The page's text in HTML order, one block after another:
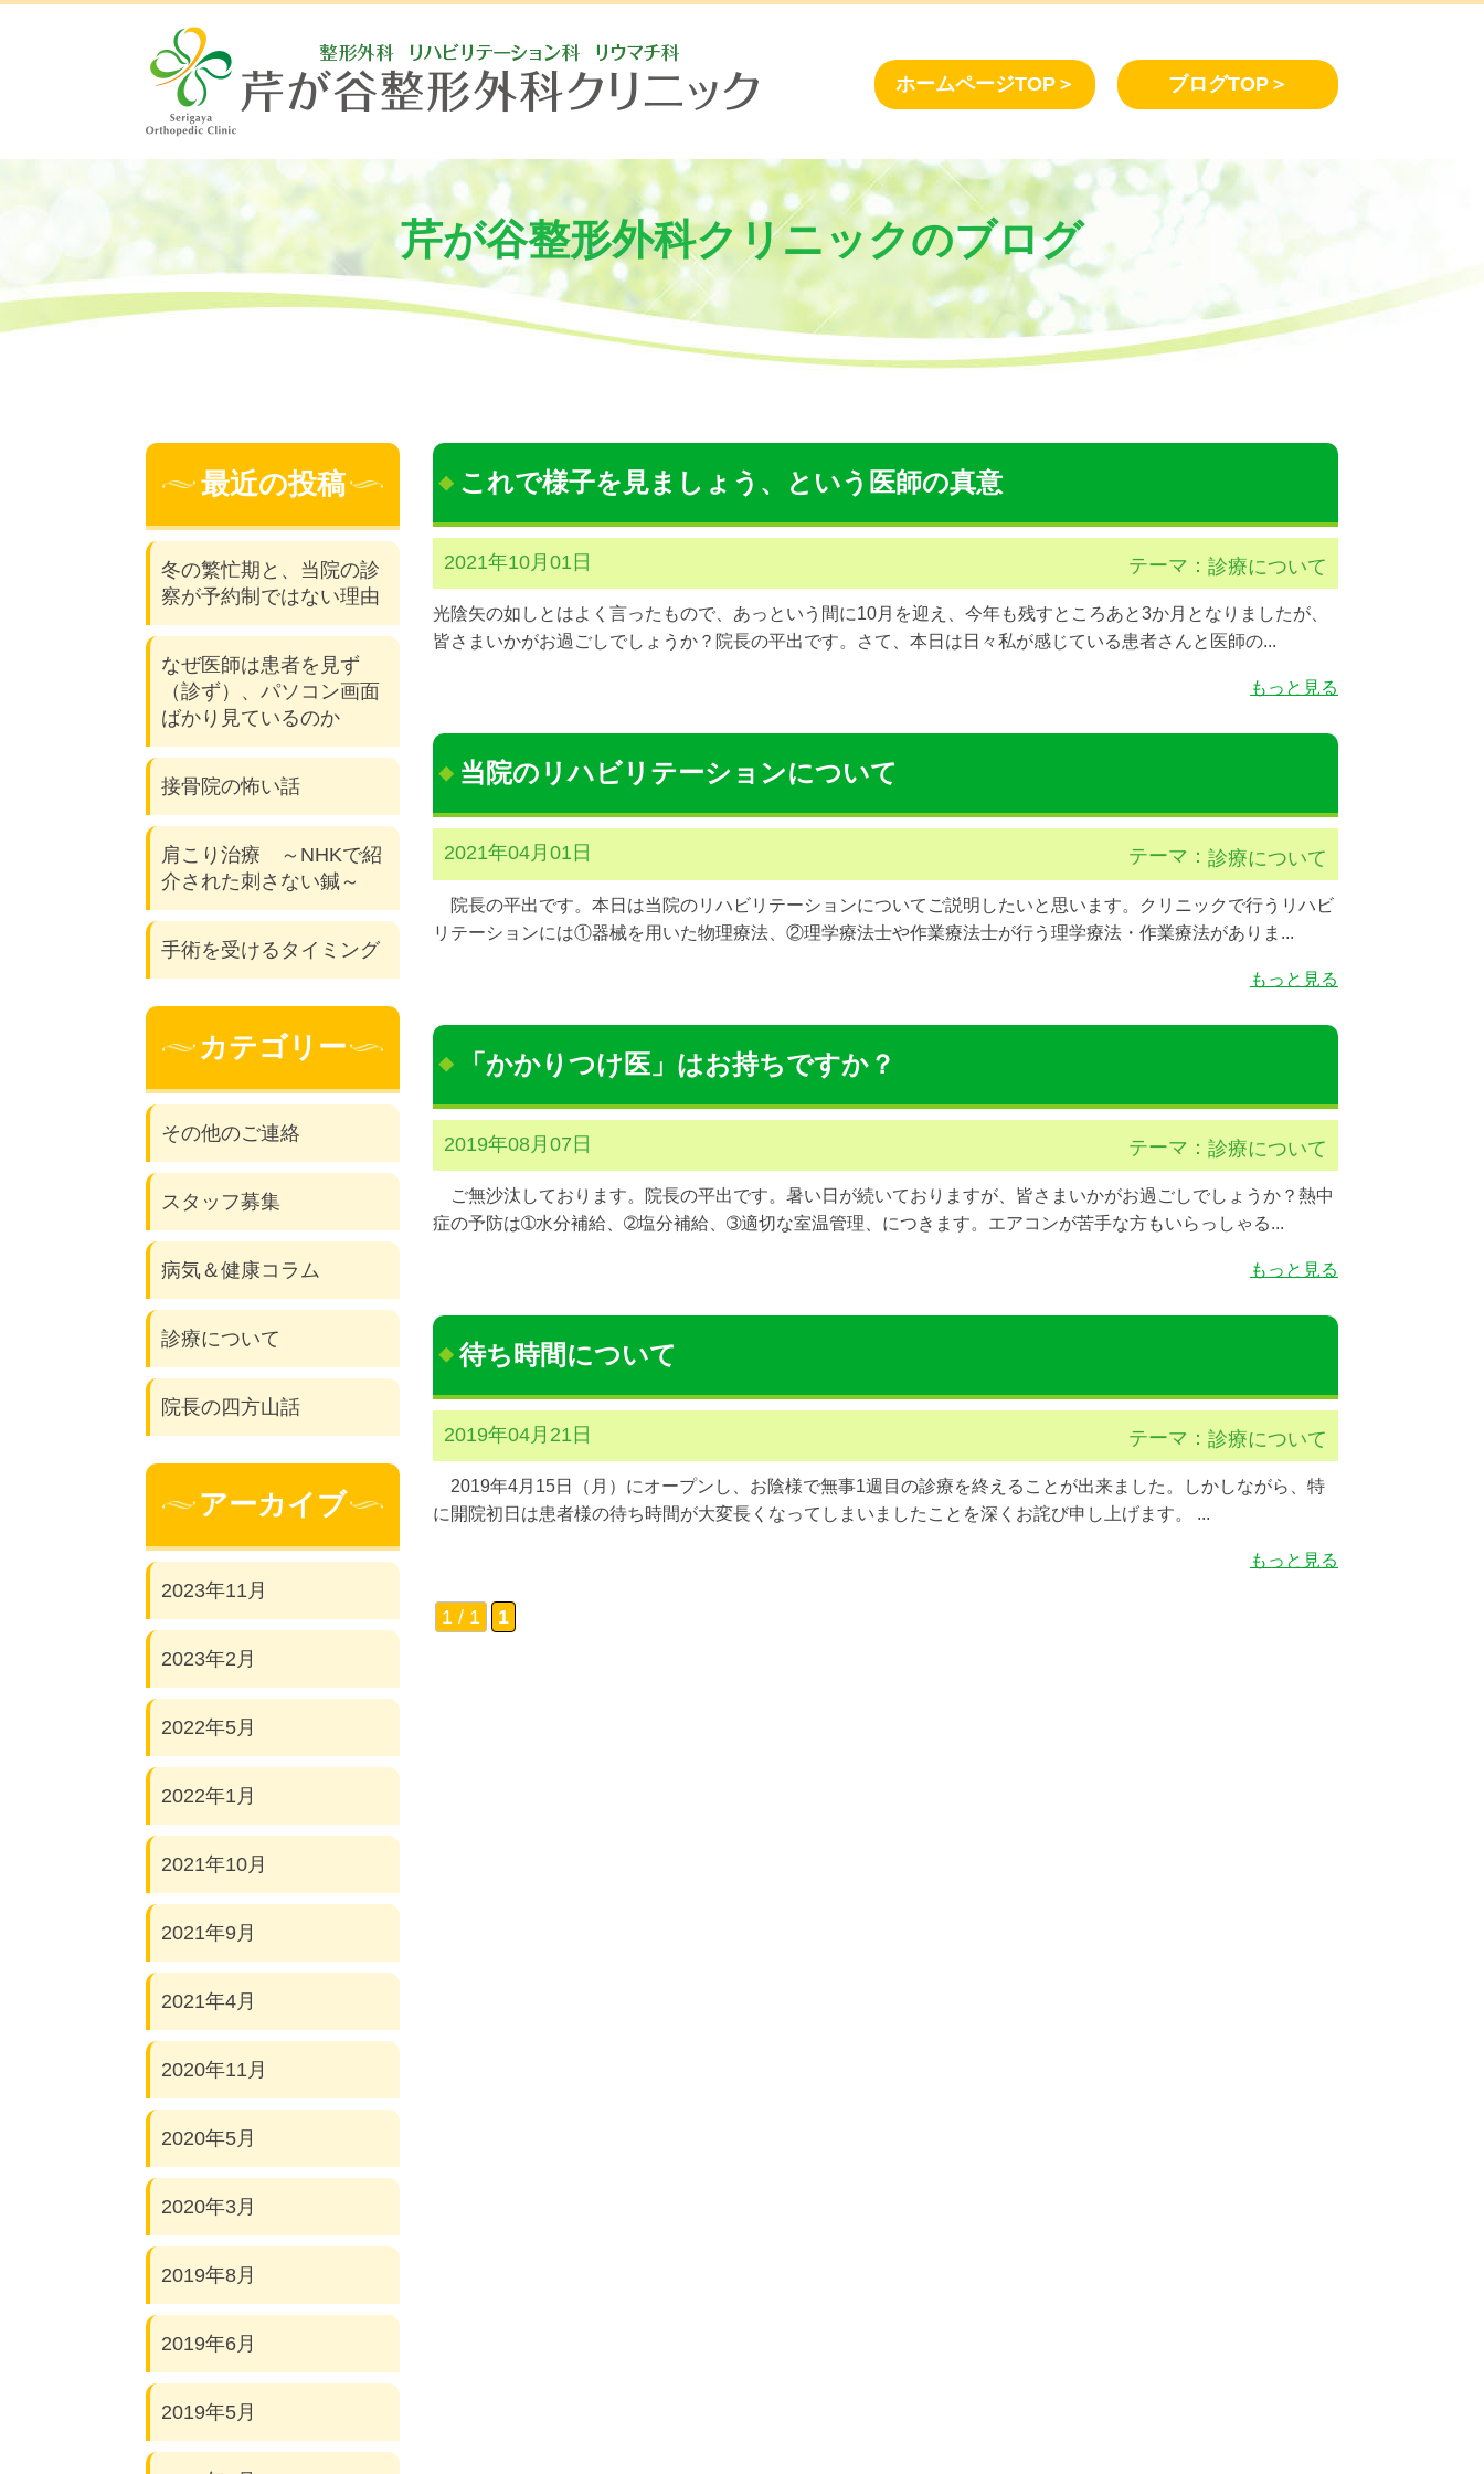
ホームページTOP＞ ブログTOP＞
芹が谷整形外科クリニックのブログ
最近の投稿
冬の繁忙期と、当院の診
察が予約制ではない理由
なぜ医師は患者を見ず
（診ず）、パソコン画面
ばかり見ているのか
接骨院の怖い話
肩こり治療 ～NHKで紹
介された刺さない鍼～
手術を受けるタイミング
カテゴリー
その他のご連絡
スタッフ募集
病気＆健康コラム
診療について
院長の四方山話
アーカイブ
2023年11月
2023年2月
2022年5月
2022年1月
2021年10月
2021年9月
2021年4月
2020年11月
2020年5月
2020年3月
2019年8月
2019年6月
2019年5月
これで様子を見ましょう、という医師の真意
2021年10月01日 テーマ： 診療について
光陰矢の如しとはよく言ったもので、あっという間に10月を迎え、今年も残すところあと3か月となりましたが、
皆さまいかがお過ごしでしょうか？院長の平出です。さて、本日は日々私が感じている患者さんと医師の...
もっと見る
当院のリハビリテーションについて
2021年04月01日 テーマ： 診療について
院長の平出です。本日は当院のリハビリテーションについてご説明したいと思います。クリニックで行うリハビ
リテーションには①器械を用いた物理療法、②理学療法士や作業療法士が行う理学療法・作業療法がありま...
もっと見る
「かかりつけ医」はお持ちですか？
2019年08月07日 テーマ： 診療について
ご無沙汰しております。院長の平出です。暑い日が続いておりますが、皆さまいかがお過ごしでしょうか？熱中
症の予防は➀水分補給、➁塩分補給、➂適切な室温管理、につきます。エアコンが苦手な方もいらっしゃる...
もっと見る
待ち時間について
2019年04月21日 テーマ： 診療について
2019年4月15日（月）にオープンし、お陰様で無事1週目の診療を終えることが出来ました。しかしながら、特
に開院初日は患者様の待ち時間が大変長くなってしまいましたことを深くお詫び申し上げます。 ...
もっと見る
1 / 1 1